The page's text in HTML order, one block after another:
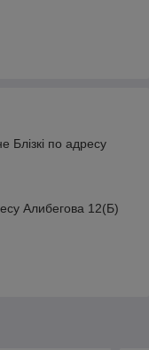
Блiзкi по адресу
Алибегова 12(Б)